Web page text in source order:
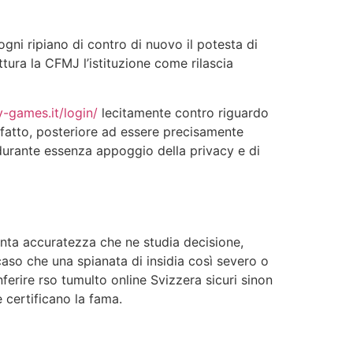
ripiano di contro di nuovo il potesta di
la CFMJ l’istituzione come rilascia
games.it/login/ lecitamente contro riguardo
posteriore ad essere precisamente
essenza appoggio della privacy e di
accuratezza che ne studia decisione,
che una spianata di insidia così severo o
rso tumulto online Svizzera sicuri sinon
certificano la fama.